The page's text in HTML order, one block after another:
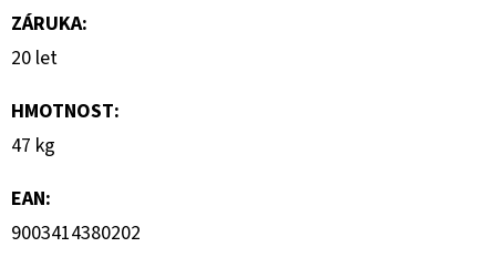
ZÁRUKA:
20 let
HMOTNOST:
47 kg
EAN:
9003414380202